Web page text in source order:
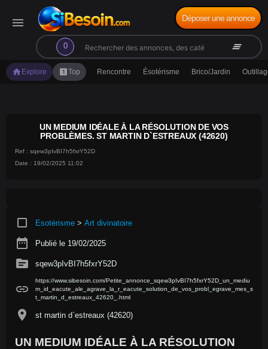
menu
0
search clear_all
Déposer une annonce
home Explore looks_oneTop Rencontre Ésotérisme Brico/Jardin
UN MEDIUM IDÉALE À LA RÉSOLUTION DE VOS
PROBLÈMES. ST MARTIN D`ESTREAUX (42620)
Ref : sqew3pIvBI7h5fxrY52D
Date : 19/02/2025 11:02
crop_square Esotérisme > Art divinatoire
date_range Publié le 19/02/2025
source sqew3pIvBI7h5fxrY52D
link
https://www.sibesoin.com/Petite_annonce_sqew3pIvBI7h5fxrY52D_un_mediu
m_id_eacute_ale_agrave_la_r_eacute_solution_de_vos_probl_egrave_mes_s
t_martin_d_estreaux_42620_.html
location_on st martin d`estreaux (42620)
UN MEDIUM IDÉALE À LA RÉSOLUTION